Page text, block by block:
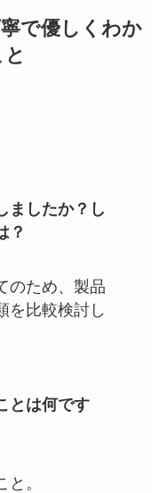
で優しくわか
ましたか？し
？
のため、製品
を比較検討し
とは何です
。